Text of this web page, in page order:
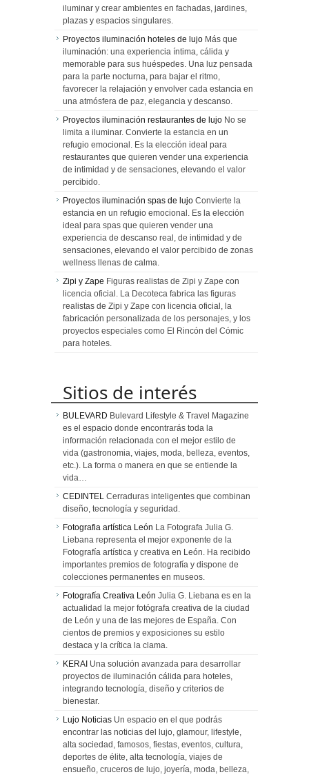
iluminar y crear ambientes en fachadas, jardines,
plazas y espacios singulares.
Proyectos iluminación hoteles de lujo Más que
iluminación: una experiencia íntima, cálida y
memorable para sus huéspedes. Una luz pensada
para la parte nocturna, para bajar el ritmo,
favorecer la relajación y envolver cada estancia en
una atmósfera de paz, elegancia y descanso.
Proyectos iluminación restaurantes de lujo No se
limita a iluminar. Convierte la estancia en un
refugio emocional. Es la elección ideal para
restaurantes que quieren vender una experiencia
de intimidad y de sensaciones, elevando el valor
percibido.
Proyectos iluminación spas de lujo Convierte la
estancia en un refugio emocional. Es la elección
ideal para spas que quieren vender una
experiencia de descanso real, de intimidad y de
sensaciones, elevando el valor percibido de zonas
wellness llenas de calma.
Zipi y Zape Figuras realistas de Zipi y Zape con
licencia oficial. La Decoteca fabrica las figuras
realistas de Zipi y Zape con licencia oficial, la
fabricación personalizada de los personajes, y los
proyectos especiales como El Rincón del Cómic
para hoteles.
Sitios de interés
BULEVARD Bulevard Lifestyle & Travel Magazine
es el espacio donde encontrarás toda la
información relacionada con el mejor estilo de
vida (gastronomia, viajes, moda, belleza, eventos,
etc.). La forma o manera en que se entiende la
vida…
CEDINTEL Cerraduras inteligentes que combinan
diseño, tecnología y seguridad.
Fotografia artística León La Fotografa Julia G.
Liebana representa el mejor exponente de la
Fotografía artística y creativa en León. Ha recibido
importantes premios de fotografía y dispone de
colecciones permanentes en museos.
Fotografía Creativa León Julia G. Liebana es en la
actualidad la mejor fotógrafa creativa de la ciudad
de León y una de las mejores de España. Con
cientos de premios y exposiciones su estilo
destaca y la crítica la clama.
KERAI Una solución avanzada para desarrollar
proyectos de iluminación cálida para hoteles,
integrando tecnología, diseño y criterios de
bienestar.
Lujo Noticias Un espacio en el que podrás
encontrar las noticias del lujo, glamour, lifestyle,
alta sociedad, famosos, fiestas, eventos, cultura,
deportes de élite, alta tecnología, viajes de
ensueño, cruceros de lujo, joyería, moda, belleza,